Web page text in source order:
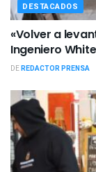
DESTACADOS
«Volver a
Ingeniero White
DEREDACTOR PRENSA